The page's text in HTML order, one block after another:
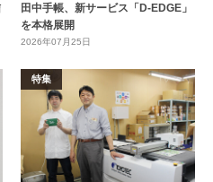
田中手帳、新サービス「D-EDGE」
を本格展開
2026年07月25日
特集